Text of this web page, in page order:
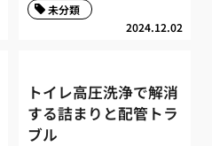
2024.12.02
未分類
トイレ高圧洗浄で解消
する詰まりと配管トラ
ブル